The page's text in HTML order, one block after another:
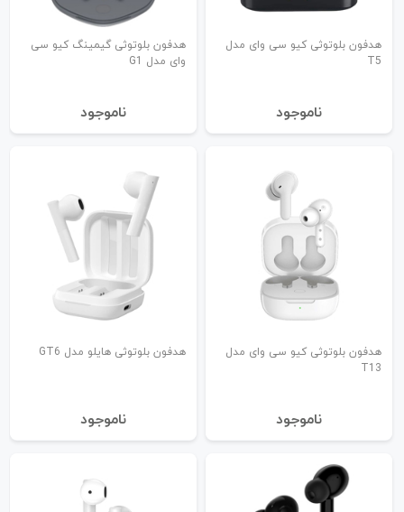
هدفون بلوتوثی کیو سی وای مدل
T5
نا‌موجود
هدفون بلوتوثی گیمینگ کیو سی
وای مدل G1
نا‌موجود
هدفون بلوتوثی کیو سی وای مدل
T13
نا‌موجود
هدفون بلوتوثی هایلو مدل GT6
نا‌موجود